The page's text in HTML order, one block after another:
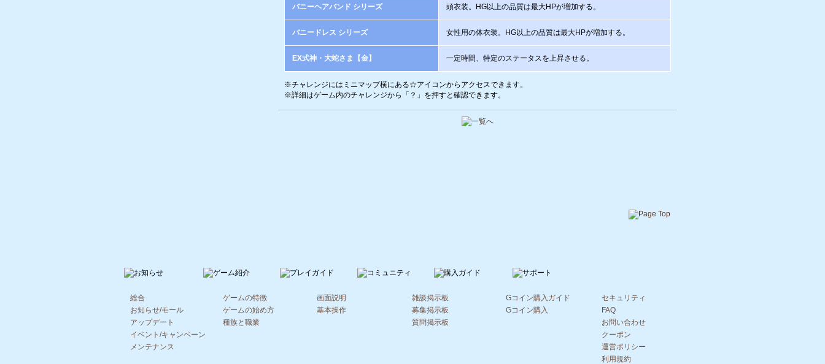
バニーヘアバンド シリーズ 頭衣装。HG以上の品質は最大HPが増加する。
バニードレス シリーズ 女性用の体衣装。HG以上の品質は最大HPが増加する。
EX式神・大蛇さま【金】 一定時間、特定のステータスを上昇させる。
チャレンジにはミニマップ横にある☆アイコンからアクセスできます。
詳細はゲーム内のチャレンジから「？」を押すと確認できます。
総合
お知らせ/モール
アップデート
イベント/キャンペーン
メンテナンス
ゲームの特徴
ゲームの始め方
種族と職業
画面説明
基本操作
雑談掲示板
募集掲示板
質問掲示板
Gコイン購入ガイド
Gコイン購入
セキュリティ
FAQ
お問い合わせ
クーポン
運営ポリシー
利用規約